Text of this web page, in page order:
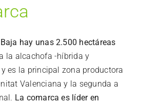
hay unas 2.500 hectáreas
la alcachofa -híbrida y
es la principal zona productora
Valenciana y la segunda a
La comarca es líder en